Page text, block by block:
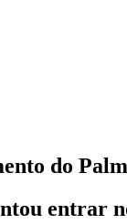
do
entrar